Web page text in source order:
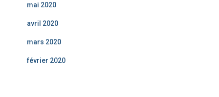
mai 2020
avril 2020
mars 2020
février 2020